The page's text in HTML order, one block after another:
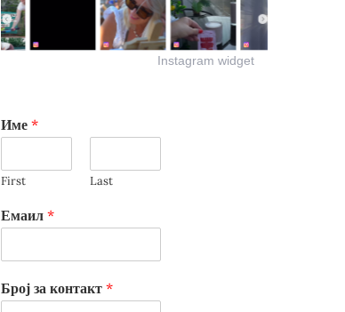
Instagram widget
Име *
First Last
Емаил *
Број за контакт *